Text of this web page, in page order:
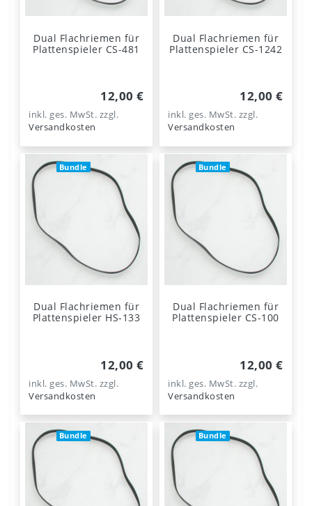
Dual Flachriemen für
Plattenspieler CS-481
12,00 €
inkl. ges. MwSt. zzgl.
Versandkosten
Dual Flachriemen für
Plattenspieler CS-1242
12,00 €
inkl. ges. MwSt. zzgl.
Versandkosten
Bundle
Dual Flachriemen für
Plattenspieler HS-133
12,00 €
inkl. ges. MwSt. zzgl.
Versandkosten
Bundle
Dual Flachriemen für
Plattenspieler CS-100
12,00 €
inkl. ges. MwSt. zzgl.
Versandkosten
Bundle Bundle